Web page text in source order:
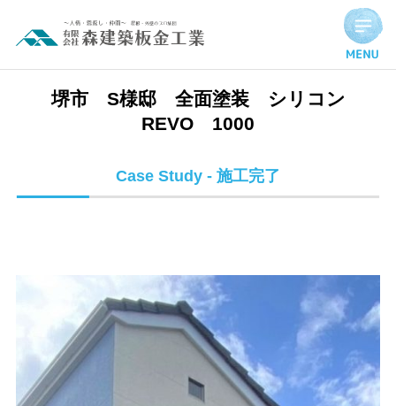
堺市 S様邸 全面塗装 シリコンREVO 1000 | 施工完了実
堺市 S様邸 全面塗装 シリコン
REVO 1000
Case Study - 施工完了